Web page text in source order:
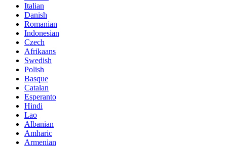
Italian
Danish
Romanian
Indonesian
Czech
Afrikaans
Swedish
Polish
Basque
Catalan
Esperanto
Hindi
Lao
Albanian
Amharic
Armenian